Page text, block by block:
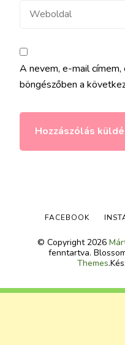
Weboldal
A nevem, e-mail
böngészőben a
© Copyright 2026
fenntartva.
Themes
FACEBOOK